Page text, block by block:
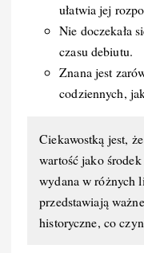
ułatwia jej
Nie doczekała
czasu debiutu.
Znana jest
codziennych,
Ciekawostką jest,
wartość jako środek
wydana w różnych
przedstawiają
historyczne, co